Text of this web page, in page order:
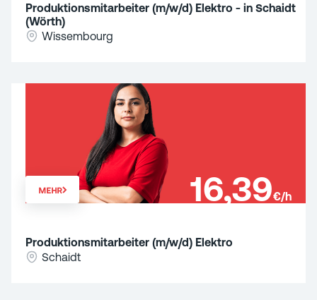
Produktionsmitarbeiter (m/w/d) Elektro - in Schaidt
(Wörth)
Wissembourg
MEHR 16,39€/h
Produktionsmitarbeiter (m/w/d) Elektro
Schaidt